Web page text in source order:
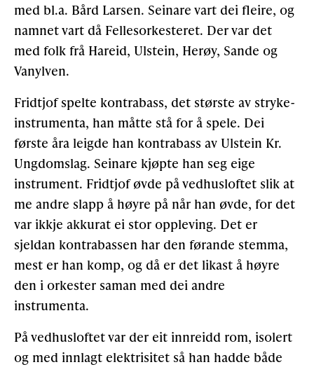
med bl.a. Bård Larsen. Seinare vart dei fleire, og
namnet vart då Fellesorkesteret. Der var det
med folk frå Hareid, Ulstein, Herøy, Sande og
Vanylven.
Fridtjof spelte kontrabass, det største av stryke-
instrumenta, han måtte stå for å spele. Dei
første åra leigde han kontrabass av Ulstein Kr.
Ungdomslag. Seinare kjøpte han seg eige
instrument. Fridtjof øvde på vedhusloftet slik at
me andre slapp å høyre på når han øvde, for det
var ikkje akkurat ei stor oppleving. Det er
sjeldan kontrabassen har den førande stemma,
mest er han komp, og då er det likast å høyre
den i orkester saman med dei andre
instrumenta.
På vedhusloftet var der eit innreidd rom, isolert
og med innlagt elektrisitet så han hadde både